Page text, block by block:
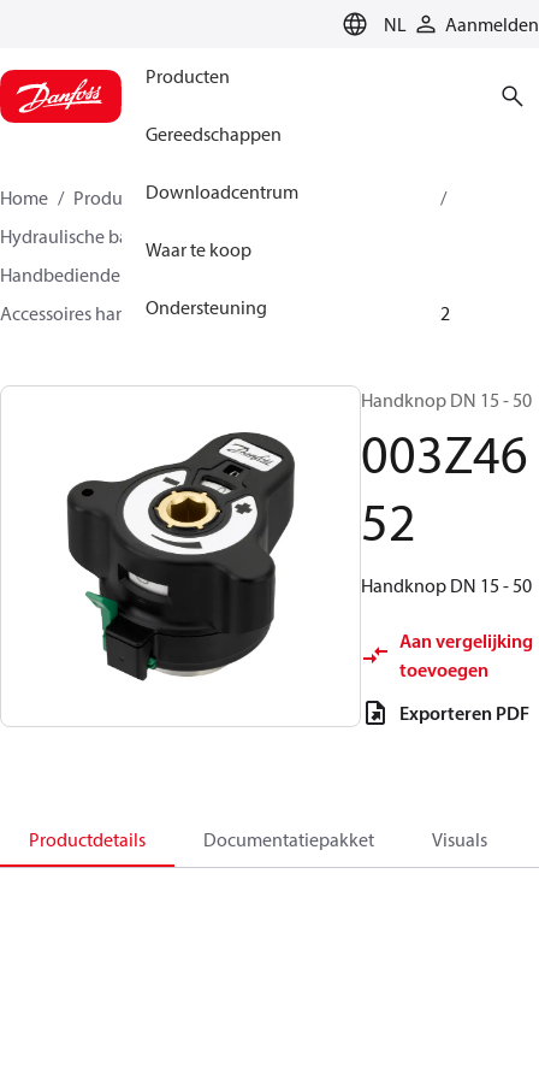
NL Aanmelden
Producten
Gereedschappen
Downloadcentrum
Waar te koop
Ondersteuning
Home Producten
Climate Solutions voor heating
Hydraulische balans & inregeling
Handbediende inregelafsluiters
Accessoires handbediende inregelafsluiters
003Z4652
Handknop DN 15 - 50
003Z46
52
Handknop DN 15 - 50
Aan vergelijking
toevoegen
Exporteren PDF
Productdetails Documentatiepakket Visuals